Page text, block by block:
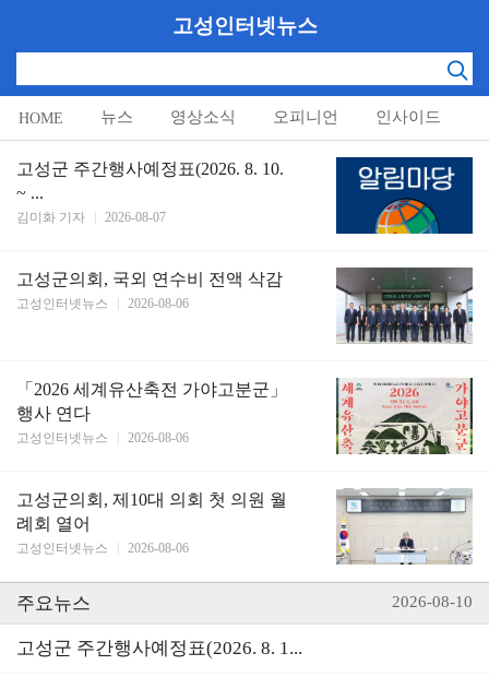
고성인터넷뉴스
HOME 뉴스 영상소식 오피니언 인사이드
알림마당
고성군 주간행사예정표(2026. 8. 10.
~ ...
김미화 기자 2026-08-07
고성군의회, 국외 연수비 전액 삭감
고성인터넷뉴스 2026-08-06
「2026 세계유산축전 가야고분군」
행사 연다
고성인터넷뉴스 2026-08-06
고성군의회, 제10대 의회 첫 의원 월
례회 열어
고성인터넷뉴스 2026-08-06
주요뉴스 2026-08-10
고성군 주간행사예정표(2026. 8. 1...